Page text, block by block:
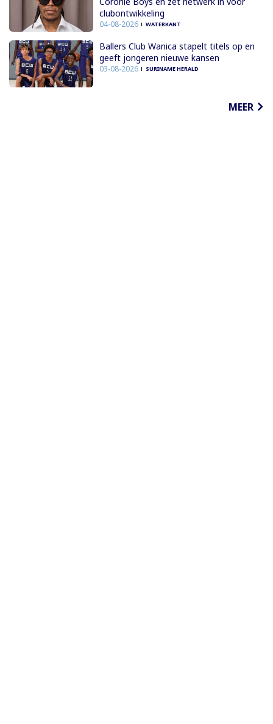
clubontwikkeling
04-08-2026 WATERKANT
Ballers Club Wanica stapelt titels op en
geeft jongeren nieuwe kansen
03-08-2026 SURINAME HERALD
MEER